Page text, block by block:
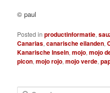
© paul
Posted in productinformatie,
Canarias,canarische eilanden,
Kanarische Inseln,mojo,mojo
picon,mojo rojo,mojo verde,